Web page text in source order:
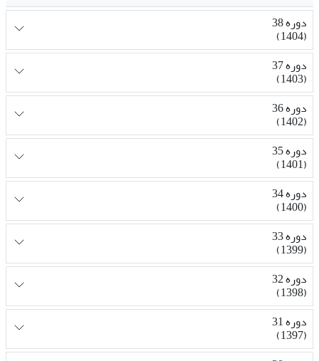
دوره 38
(1404)
دوره 37
(1403)
دوره 36
(1402)
دوره 35
(1401)
دوره 34
(1400)
دوره 33
(1399)
دوره 32
(1398)
دوره 31
(1397)